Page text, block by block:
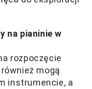
na pianinie w
rozpoczęcie
mogą
instrumencie, a